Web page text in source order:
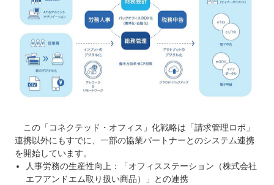
この「コネクテッド・オフィス」化戦略は「請求管理ロボ」
連携以外にもすでに、一部の協業パートナーとのシステム連携
を開始しています。
人事労務の生産性向上：「オフィスステーション（株式会社
エフアンドエム取り扱い商品）」との連携